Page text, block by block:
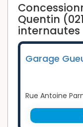
Quentin
internautes
Garage
Rue Antoine